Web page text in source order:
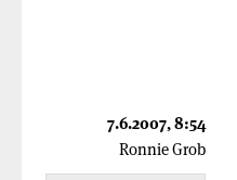
7.6.2007, 8:54
Ronnie Grob